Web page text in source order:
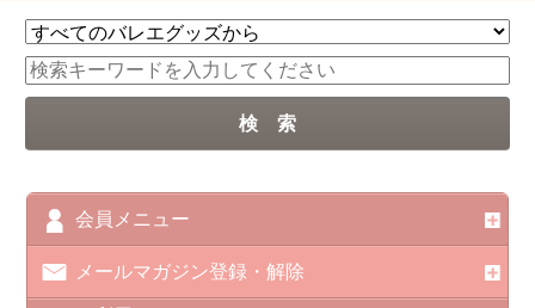
会員メニュー
メールマガジン登録・解除